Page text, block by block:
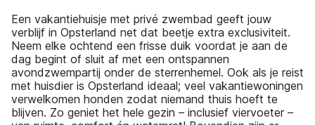
Een vakantiehuisje met privé zwembad geeft jouw
verblijf in Opsterland net dat beetje extra exclusiviteit.
Neem elke ochtend een frisse duik voordat je aan de
dag begint of sluit af met een ontspannen
avondzwempartij onder de sterrenhemel. Ook als je reist
met huisdier is Opsterland ideaal; veel vakantiewoningen
verwelkomen honden zodat niemand thuis hoeft te
blijven. Zo geniet het hele gezin – inclusief viervoeter –